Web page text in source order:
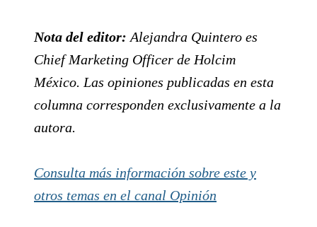
Nota del editor: Alejandra Quintero es
Chief Marketing Officer de Holcim
México. Las opiniones publicadas en esta
columna corresponden exclusivamente a la
autora.
Consulta más información sobre este y
otros temas en el canal Opinión